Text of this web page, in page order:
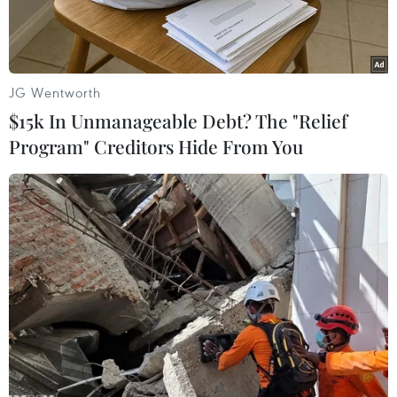
án phải ngừng hoạt động do thiếu nguyên liệu
đang là những thách thức đối với sự phát triển
của ngành công nghiệp này.
hoạch phát triển ngành công nghiệp giấy Việt
Nam đến năm 2020, có xét đến 2025" do Bộ
Công thương tổ chức chiều 22/11, các ý kiến đều
thống nhất cho rằng việc siết chặt cấp phép,
đánh giá đúng hiệu quả đầu tư là điều kiện tiên
quyết để hoàn thành mục tiêu trên.
Báo cáo tại hội thảo cho thấy, tổng vốn đầu tư
cho giai đoạn 2006-2020 là 95.569 tỷ đồng.
Trong đó vốn đầu tư nhà máy là 87.664 tỷ đồng,
vốn trồng rừng là 7.905 tỷ đồng. Mục tiêu đầu tư
JG Wentworth
$15k In Unmanageable Debt? The "Relief
Program" Creditors Hide From You